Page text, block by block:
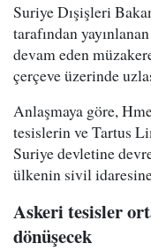
Suriye Dışişleri
tarafından
devam eden
çerçeve üzerinde
Anlaşmaya göre,
tesislerin ve Tartus
Suriye devletine
ülkenin sivil
Askeri tesisler
dönüşecek